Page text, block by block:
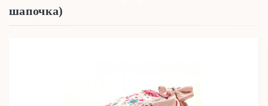
шапочка)